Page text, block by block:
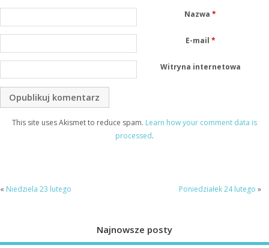
Nazwa*
E-mail *
Witryna internetowa
This site uses Akismet to reduce spam. Learn how your comment data is
processed.
« Niedziela 23 lutego Poniedziałek 24 lutego »
Najnowsze posty